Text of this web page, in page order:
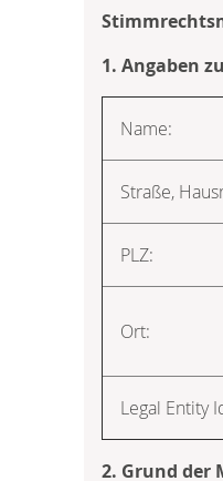
1. Angaben
Name:
Straße,
PLZ:
Ort:
Legal Entity
2. Grund der